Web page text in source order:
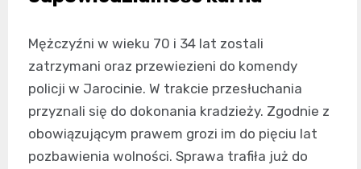
Mężczyźni w wieku 70 i 34 lat zostali
zatrzymani oraz przewiezieni do komendy
policji w Jarocinie. W trakcie przesłuchania
przyznali się do dokonania kradzieży. Zgodnie z
obowiązującym prawem grozi im do pięciu lat
pozbawienia wolności. Sprawa trafiła już do